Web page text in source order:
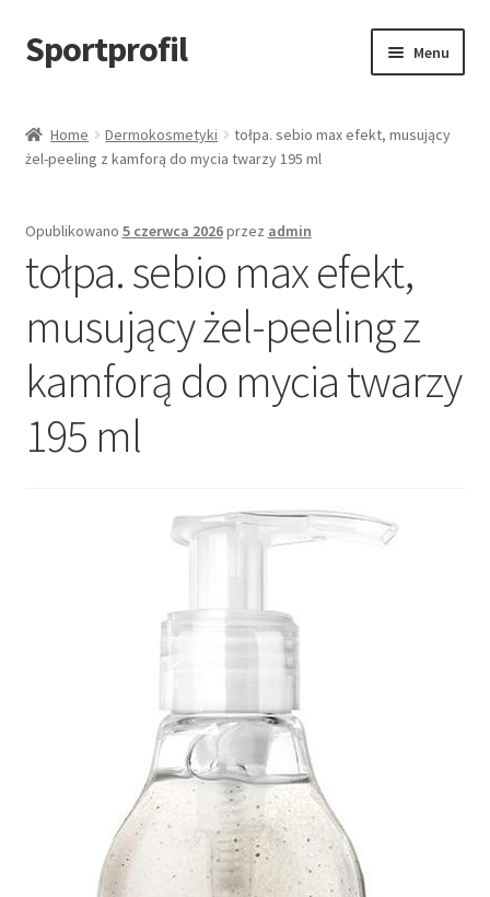
Przejdź
do
Przejdź
do
Sportprofil Menu
Blog
Koszyk
Home Dermokosmetyki
tołpa. sebio max efekt, musujący
żel-peeling z kamforą do mycia twarzy 195 ml
Opublikowano 5 czerwca 2026przez admin
tołpa. sebio max efekt,
musujący żel-peeling z
kamforą do mycia twarzy
195 ml